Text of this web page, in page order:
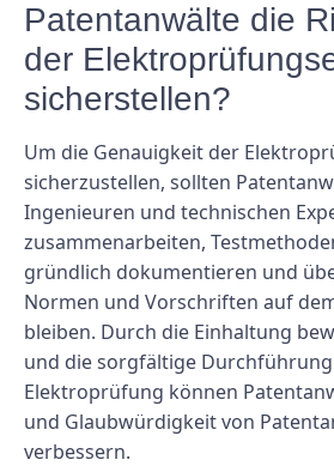
Patentanwälte die
der
sicherstellen?
Um die Genauigkeit der
sicherzustellen, sollten
Ingenieuren und technischen
zusammenarbeiten,
gründlich dokumentieren und
Normen und Vorschriften auf
bleiben. Durch die Einhaltung
und die sorgfältige
Elektroprüfung können
und Glaubwürdigkeit von
verbessern.